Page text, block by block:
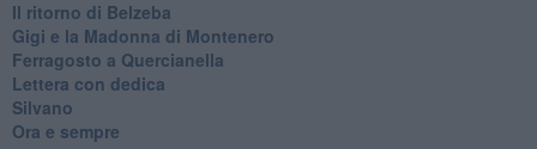
Il ritorno di Belzeba
Gigi e la Madonna di Montenero
Ferragosto a Quercianella
Lettera con dedica
Silvano
Ora e sempre